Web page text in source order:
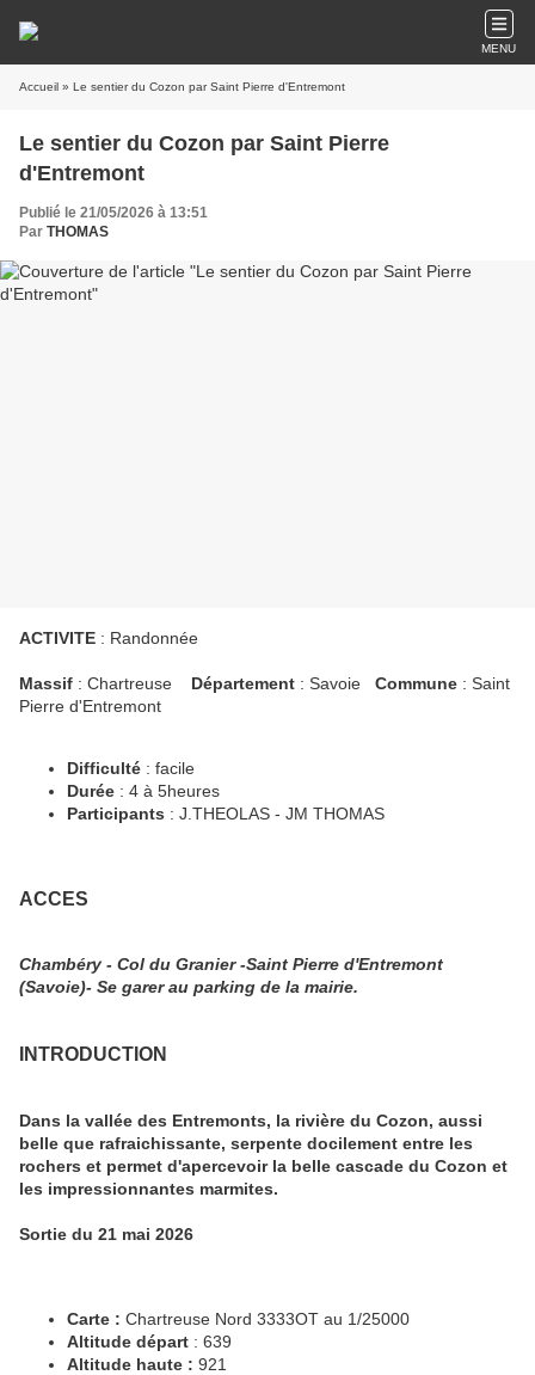
MENU
Accueil » Le sentier du Cozon par Saint Pierre d'Entremont
Le sentier du Cozon par Saint Pierre
d'Entremont
Publié le 21/05/2026 à 13:51
Par THOMAS
ACTIVITE : Randonnée
Massif : Chartreuse Département : Savoie Commune : Saint
Pierre d'Entremont
Difficulté : facile
Durée : 4 à 5heures
Participants : J.THEOLAS - JM THOMAS
ACCES
Chambéry - Col du Granier -Saint Pierre d'Entremont
(Savoie)- Se garer au parking de la mairie.
INTRODUCTION
Dans la vallée des Entremonts, la rivière du Cozon, aussi
belle que rafraichissante, serpente docilement entre les
rochers et permet d'apercevoir la belle cascade du Cozon et
les impressionnantes marmites.
Sortie du 21 mai 2026
Carte : Chartreuse Nord 3333OT au 1/25000
Altitude départ : 639
Altitude haute : 921